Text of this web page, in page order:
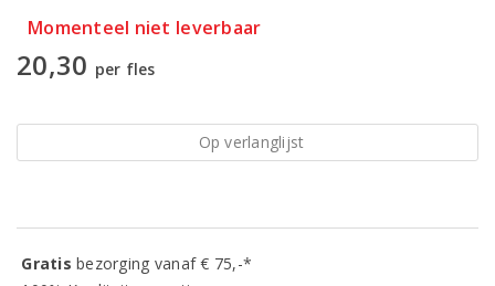
Momenteel niet leverbaar
20,30 per fles
Op verlanglijst
Gratisbezorging vanaf € 75,-*